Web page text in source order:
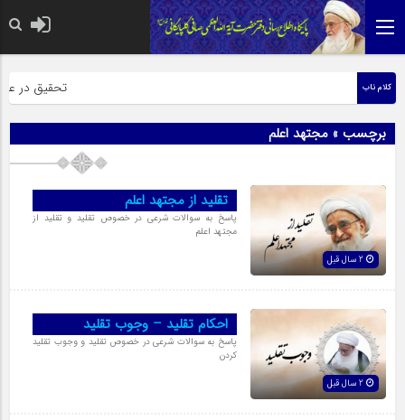
کلام ناب تحقیق در
برچسب » مجتهد اعلم
تقليد از مجتهد اعلم
پاسخ به سوالات شرعی در خصوص تقلید و تقلید از
مجتهد اعلم
احکام تقلید – وجوب تقلید
پاسخ به سوالات شرعی در خصوص تقلید و وجوب تقلید
کردن